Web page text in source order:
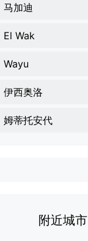
马加迪
El Wak
Wayu
伊西奥洛
姆蒂托安代
附近城市